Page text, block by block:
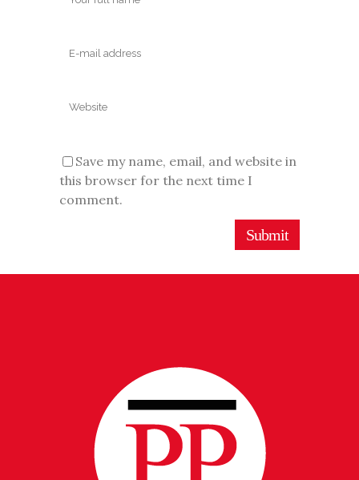
Save my name, email, and website in
this browser for the next time I
comment.